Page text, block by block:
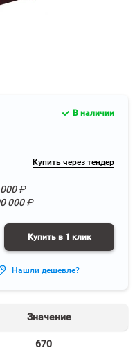
Купить через тендер
₽
000₽
Купить в 1 клик
В наличии
Нашли дешевле?
Значение
670